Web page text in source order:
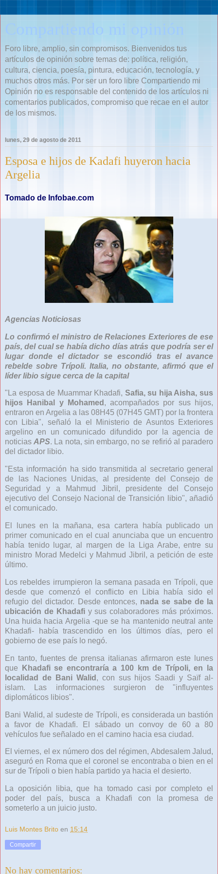
Compartiendo mi opinión
Foro libre, amplio, sin compromisos. Bienvenidos tus
artículos de opinión sobre temas de: política, religión,
cultura, ciencia, poesía, pintura, educación, tecnología, y
muchos otros más. Por ser un foro libre Compartiendo mi
Opinión no es responsable del contenido de los artículos ni
comentarios publicados, compromiso que recae en el autor
de los mismos.
lunes, 29 de agosto de 2011
Esposa e hijos de Kadafi huyeron hacia
Argelia
Tomado de Infobae.com
Agencias Noticiosas
Lo confirmó el ministro de Relaciones Exteriores de ese
país, del cual se había dicho días atrás que podría ser el
lugar donde eldictador se escondió tras el avance
rebelde sobre Trípoli. Italia, no obstante, afirmó que el
líder libio sigue cerca de la capital
"La esposa de Muammar Khadafi, Safia, su hija Aisha, sus
hijos Hanibal y Mohamed , acompañados por sus hijos,
entraron en Argelia a las 08H45 (07H45 GMT) por la frontera
con Libia", señaló la el Ministerio de Asuntos Exteriores
argelino en un comunicado difundido por la agencia de
noticiasAPS. La nota, sin embargo, no se refirió al paradero
del dictador libio.
"Esta información ha sido transmitida al secretario general
de las Naciones Unidas, al presidente del Consejo de
Seguridad y a Mahmud Jibril, presidente del Consejo
ejecutivo del Consejo Nacional de Transición libio", añadió
el comunicado.
El lunes en la mañana, esa cartera había publicado un
primer comunicado en el cual anunciaba que un encuentro
había tenido lugar, al margen de la Liga Arabe, entre su
ministro Morad Medelci y Mahmud Jibril, a petición de este
último.
Los rebeldes irrumpieron la semana pasada en Trípoli, que
desde que comenzó el conflicto en Libia había sido el
refugio del dictador. Desde entonces, nada se sabe de la
ubicación de Khadafiy sus colaboradores más próximos.
Una huida hacia Argelia -que se ha mantenido neutral ante
Khadafi- había trascendido en los últimos días, pero el
gobierno de ese país lo negó.
En tanto, fuentes de prensa italianas afirmaron este lunes
que
Khadafi se encontraría a 100 km de Trípoli, en la
localidad de Bani Walid , con sus hijos Saadi y Saïf al-
islam. Las informaciones surgieron de "influyentes
diplomáticos libios".
Bani Walid, al sudeste de Trípoli, es considerada un bastión
a favor de Khadafi. El sábado un convoy de 60 a 80
vehículos fue señalado en el camino hacia esa ciudad.
El viernes, el ex número dos del régimen, Abdesalem Jalud,
aseguró en Roma que el coronel se encontraba o bien en el
sur de Trípoli o bien había partido ya hacia el desierto.
La oposición libia, que ha tomado casi por completo el
poder del país, busca a Khadafi con la promesa de
someterlo a un juicio justo.
Luis Montes Brito en 15:14
Compartir
No hay comentarios: